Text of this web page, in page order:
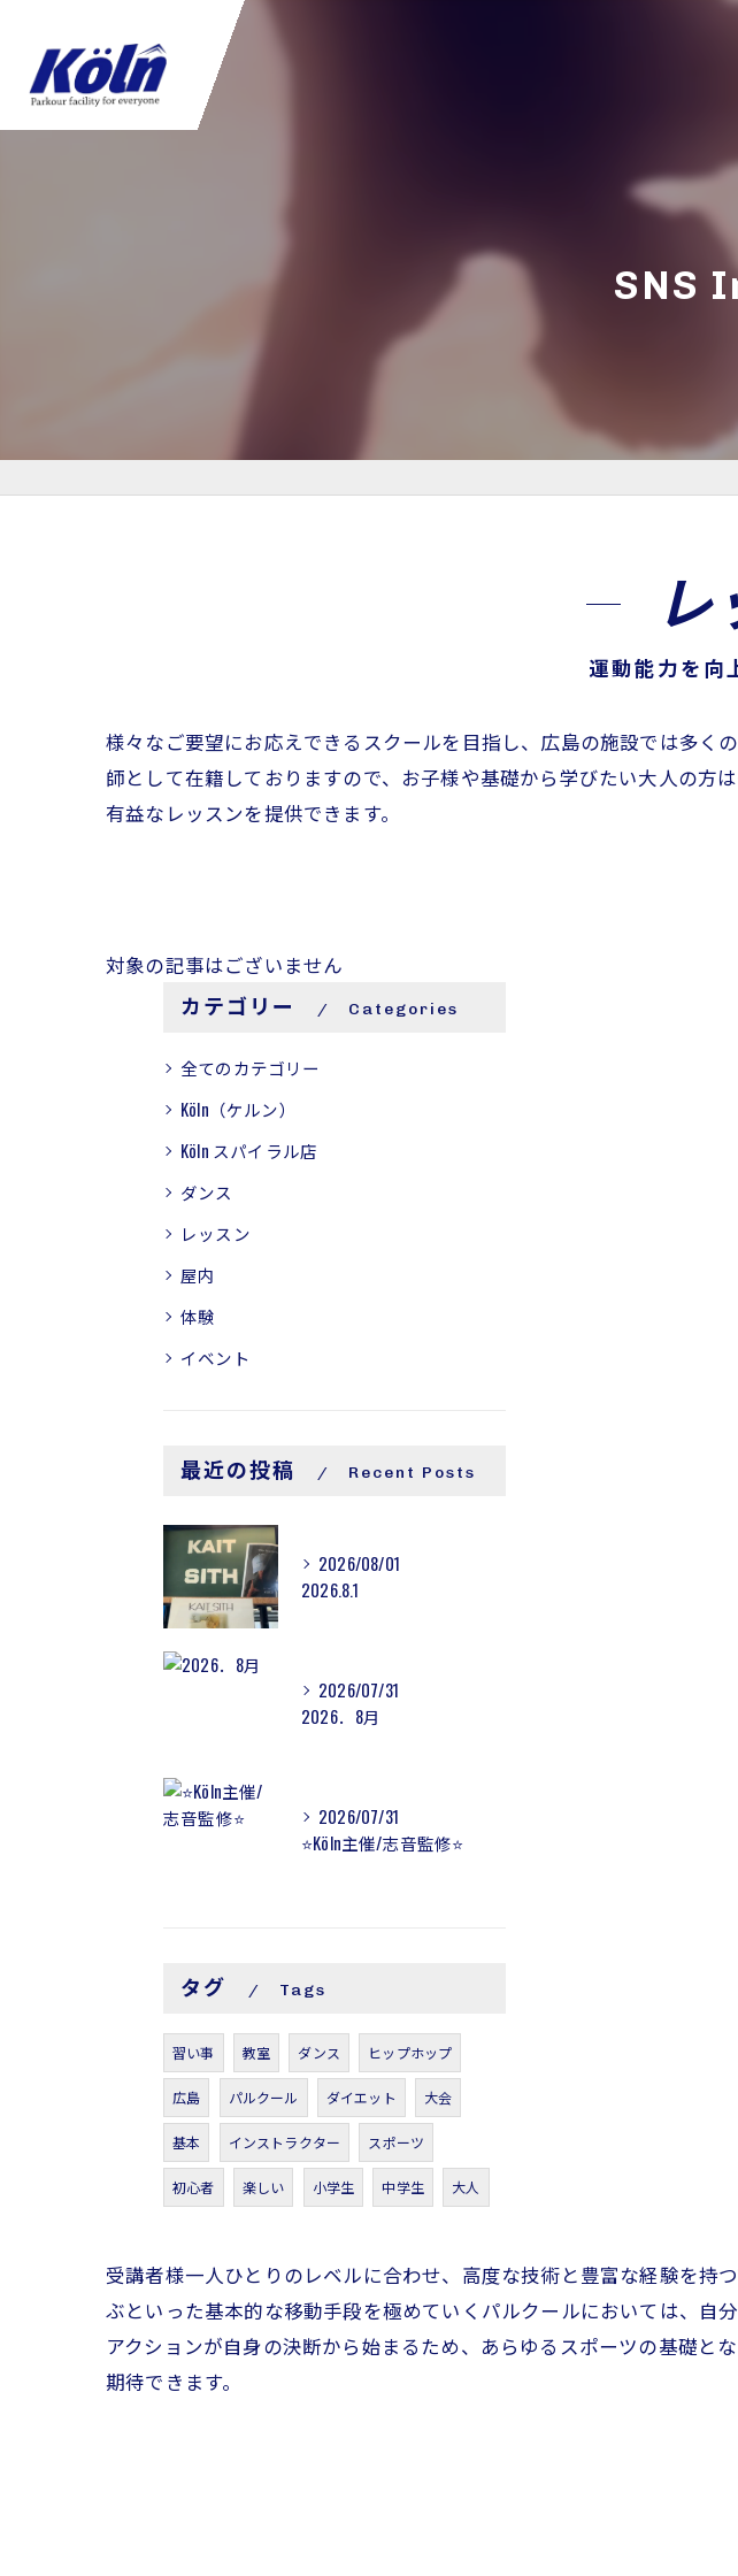
SNS
レ
運動能力を向
様々なご要望にお応えできるスクールを目指し、広島の施設では多く
師として在籍しておりますので、お子様や基礎から学びたい大人の方
有益なレッスンを提供できます。
対象の記事はございません
カテゴリー Categories
全てのカテゴリー
Köln（ケルン）
Köln スパイラル店
ダンス
レッスン
屋内
体験
イベント
最近の投稿 Recent Posts
2026/08/01
2026.8.1
2026/07/31
2026．8月
2026/07/31
⭐️Köln主催/志音監修⭐️
タグ Tags
習い事 教室 ダンス ヒップホップ
広島 パルクール ダイエット 大会
基本 インストラクター スポーツ
初心者 楽しい 小学生 中学生 大人
受講者様一人ひとりのレベルに合わせ、高度な技術と豊富な経験を持
ぶといった基本的な移動手段を極めていくパルクールにおいては、自
アクションが自身の決断から始まるため、あらゆるスポーツの基礎と
期待できます。